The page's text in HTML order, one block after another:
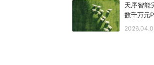
天序智能
数千万元